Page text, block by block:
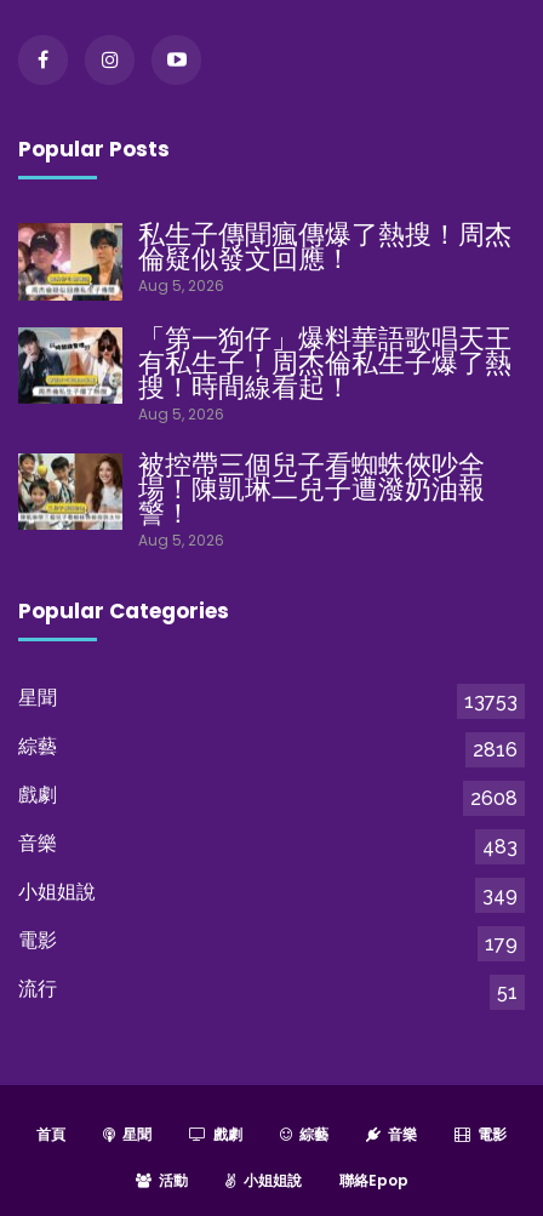
Popular Posts
私生子傳聞瘋傳爆了熱搜！周杰
倫疑似發文回應！
Aug 5, 2026
「第一狗仔」爆料華語歌唱天王
有私生子！周杰倫私生子爆了熱
搜！時間線看起！
Aug 5, 2026
被控帶三個兒子看蜘蛛俠吵全
場！陳凱琳二兒子遭潑奶油報
警！
Aug 5, 2026
Popular Categories
星聞
13753
綜藝
2816
戲劇
2608
音樂
483
小姐姐說
349
電影
179
流行
51
首頁 星聞 戲劇 綜藝 音樂 電影
活動 小姐姐說 聯絡epop